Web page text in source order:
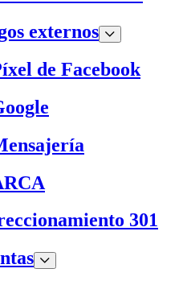
externos
de Facebook
301